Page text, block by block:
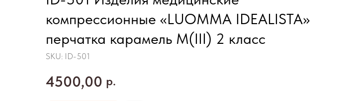
компрессионные «LUOMMA IDEALISTA»
перчатка карамель M(III) 2 класс
SKU: ID-501
4500,00 р.